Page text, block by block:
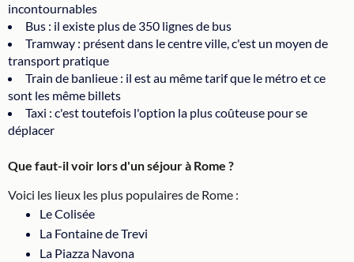
incontournables
Bus : il existe plus de 350 lignes de bus
Tramway : présent dans le centre ville, c'est un moyen de
transport pratique
Train de banlieue : il est au même tarif que le métro et ce
sont les même billets
Taxi : c'est toutefois l'option la plus coûteuse pour se
déplacer
Que faut-il voir lors d'un séjour à Rome ?
Voici les lieux les plus populaires de Rome :
Le Colisée
La Fontaine de Trevi
La Piazza Navona